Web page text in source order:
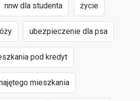
nnw dla studenta życie
ubezpieczenie dla psa
pod kredyt
mieszkania